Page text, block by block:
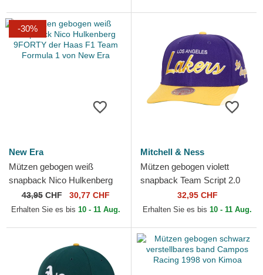
-30%
New Era
Mützen gebogen weiß
snapback Nico Hulkenberg
9FORTY der Haas F1 Team
Formula 1 von New Era
43,95CHF 30,77 CHF
Erhalten Sie es bis 10 - 11 Aug.
Mitchell & Ness
Mützen gebogen violett
snapback Team Script 2.0
Pro der Los Angeles Lakers
NBA von Mitchell & Ness
32,95 CHF
Erhalten Sie es bis 10 - 11 Aug.